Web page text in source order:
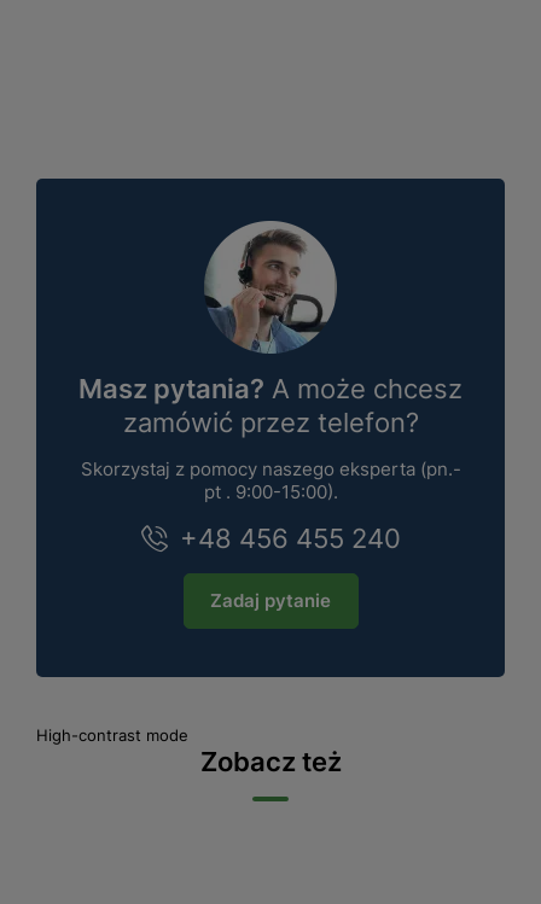
Masz pytania? A może chcesz
zamówić przez telefon?
Skorzystaj z pomocy naszego eksperta (pn.-
pt . 9:00-15:00).
+48 456 455 240
Zadaj pytanie
High-contrast mode
Zobacz też